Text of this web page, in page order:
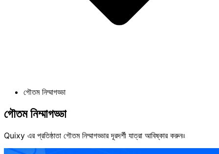
গৌতম নিম্মাগড্ডা
গৌতম নিম্মাগড্ডা
Quixy এর প্রতিষ্ঠাতা গৌতম নিম্মাগড্ডার দূরদর্শী যাত্রা আবিষ্কার করুন৷৷